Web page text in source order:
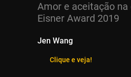
Amor e aceitação
Eisner Award 2019
Jen Wang
Clique e veja!